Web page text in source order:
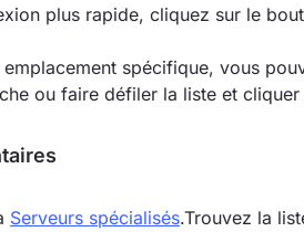
plus rapide, cliquez sur le
spécifique, vous
ou faire défiler la liste et
Serveurs spécialisés.Trouvez la